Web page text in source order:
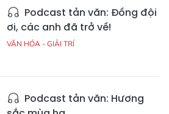
Podcast tản văn: Đồng đội
ơi, các anh đã trở về!
VĂN HÓA - GIẢI TRÍ
Podcast tản văn: Hương